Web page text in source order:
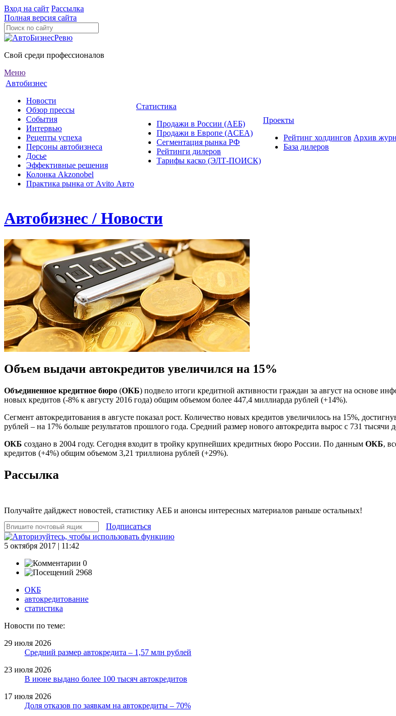
Вход на сайт Рассылка
Полная версия сайта
Свой среди профессионалов
Меню
Автобизнес
Новости
Обзор прессы
События
Интервью
Рецепты успеха
Персоны автобизнеса
Досье
Эффективные решения
Колонка Akzonobel
Практика рынка от Аvito Авто
Статистика
Продажи в России (АЕБ)
Продажи в Европе (ACEA)
Сегментация рынка РФ
Рейтинги дилеров
Тарифы каско (ЭЛТ-ПОИСК)
Проекты
Рейтинг холдингов
База дилеров
Архив
Автобизнес / Новости
Объем выдачи автокредитов увеличился на 15%
Объединенное кредитное бюро (ОКБ) подвело итоги кредитной активности граждан за август на основе
новых кредитов (-8% к августу 2016 года) общим объемом более 447,4 миллиарда рублей (+14%).
Сегмент автокредитования в августе показал рост. Количество новых кредитов увеличилось на 15%,
рублей – на 17% больше результатов прошлого года. Средний размер нового автокредита вырос с 731 тысячи
ОКБ создано в 2004 году. Сегодня входит в тройку крупнейших кредитных бюро России. По данным ОКБ,
кредитов (+4%) общим объемом 3,21 триллиона рублей (+29%).
Рассылка
Получайте дайджест новостей, статистику АЕБ и анонсы интересных материалов раньше остальных!
Подписаться
5 октября 2017 | 11:42
0
2968
ОКБ
автокредитование
статистика
Новости по теме:
29 июля 2026
Средний размер автокредита – 1,57 млн рублей
23 июля 2026
В июне выдано более 100 тысяч автокредитов
17 июля 2026
Доля отказов по заявкам на автокредиты – 70%